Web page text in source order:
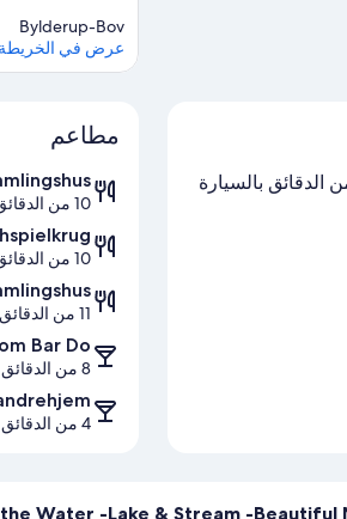
Bylderup-Bov
عرض في الخريطة
مطاعم
10 من الدقائق بالسيارة
10 من الدقائق بالسيارة
11 من الدقائق بالسيارة
Bar Do
8 من الدقائق بالسيارة
4 من الدقائق بالسيارة